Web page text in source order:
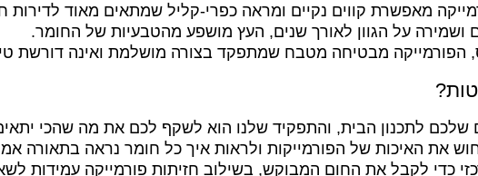
מאפשרת קווים נקיים ומראה כפרי-קליל שמתאים מאוד לדירות
ושמירה על הגוון לאורך שנים, העץ מושפע מהטבעיות של החומר.
מבטיחה מטבח שמתפקד בצורה מושלמת ואינה דורשת
לתכנון הבית, והתפקיד שלנו הוא לשקף לכם את מה שהכי
את האיכות של הפורמייקות ולראות איך כל חומר נראה בתאורה
כדי לקבל את החום המבוקש, בשילוב חזיתות פורמייקה עמידות